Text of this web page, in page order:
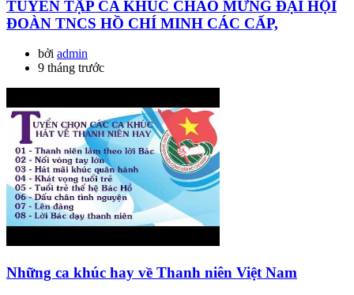
TUYỂN TẬP CA KHÚC CHÀO MỪNG ĐẠI HỘI
ĐOÀN TNCS HỒ CHÍ MINH CÁC CẤP,
bởi admin
9 tháng trước
Những ca khúc hay về Thanh niên Việt Nam